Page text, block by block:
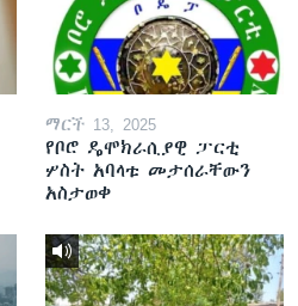
ማርች 13, 2025
የቦሮ ዴሞክራሲያዊ ፓርቲ
ሦስት አባላቱ መታሰራቸውን
አስታወቀ